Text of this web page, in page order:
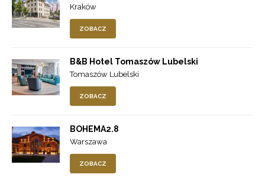
Kraków
ZOBACZ
B&B Hotel Tomaszów Lubelski
Tomaszów Lubelski
ZOBACZ
BOHEMA2.8
Warszawa
ZOBACZ